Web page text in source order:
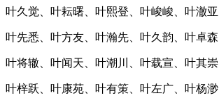
叶久觉、叶耘曙、叶熙登、叶峻峻、叶澈亚
叶先悉、叶方友、叶瀚先、叶久韵、叶卓森
叶将辙、叶闻天、叶潮川、叶载宣、叶其崇
叶梓跃、叶康苑、叶有策、叶左广、叶杨渺